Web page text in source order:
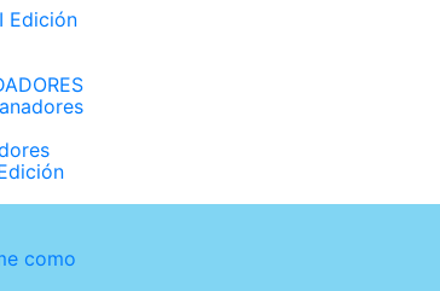
Edición
como